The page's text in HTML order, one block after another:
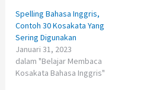
Spelling Bahasa Inggris,
Contoh 30 Kosakata Yang
Sering Digunakan
Januari 31, 2023
dalam "Belajar Membaca
Kosakata Bahasa Inggris"